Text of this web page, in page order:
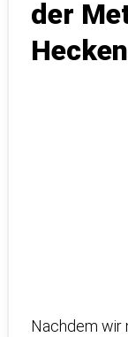
der
Nachdem wir